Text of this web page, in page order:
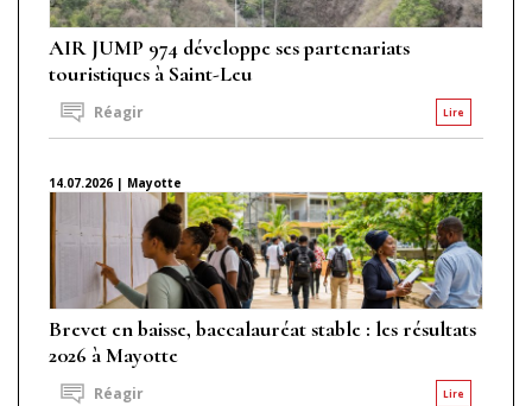
AIR JUMP 974 développe ses partenariats
touristiques à Saint-Leu
Lire
Réagir
14.07.2026 | Mayotte
Brevet en baisse, baccalauréat stable : les résultats
2026 à Mayotte
Lire
Réagir